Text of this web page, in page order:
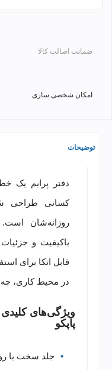
ضمانت اصالت کالا
امکان شخصی سازی
توضیحات
کسانی طراحی
روزانه‌شان
باکیفیت و جزئیات
قابل اتکا برای
در محیط کاری،
ویژگی‌های
پاپکو
جلد سخت با